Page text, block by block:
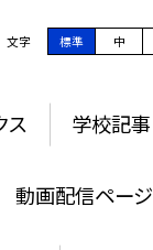
文字 標準 中
ス 学校記事
動画配信ページ